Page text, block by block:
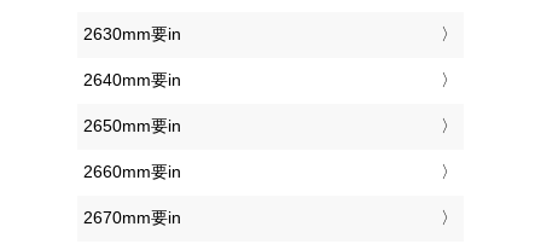
2630mm要in
2640mm要in
2650mm要in
2660mm要in
2670mm要in